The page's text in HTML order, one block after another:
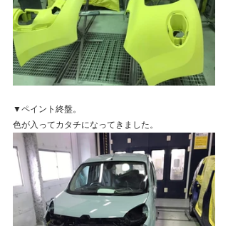
▼ペイント終盤。
色が入ってカタチになってきました。